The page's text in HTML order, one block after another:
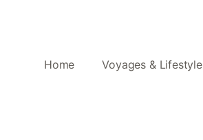
Home Voyages & Lifestyle